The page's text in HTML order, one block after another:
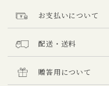
お支払いについて
配送・送料
贈答用について